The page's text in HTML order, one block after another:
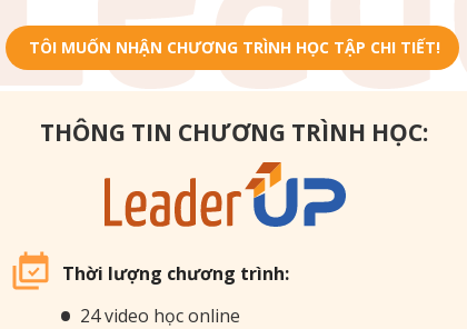
TÔI MUỐN NHẬN CHƯƠNG TRÌNH HỌC TẬP CHI TIẾT!
THÔNG TIN CHƯƠNG TRÌNH HỌC:
Thời lượng chương trình:
24 video học online